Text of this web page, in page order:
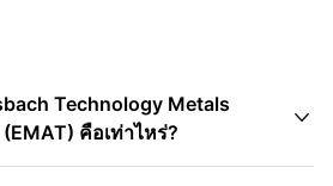
Technology Metals
คือเท่าไหร่?
